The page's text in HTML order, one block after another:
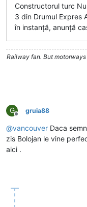
Constructorul turc
3 din Drumul Expres
în instanță, anunță
Railway fan. But
G
Deconectat
gruia88
@vancouver Daca
zis Bolojan le vine
aici .